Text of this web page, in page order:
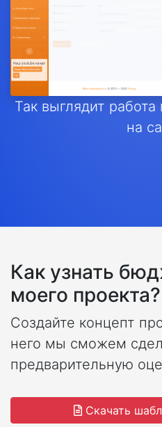
Так выглядит
на
Как узнать
моего проекта?
Создайте концепт
него мы сможем
предварительную
Скачать